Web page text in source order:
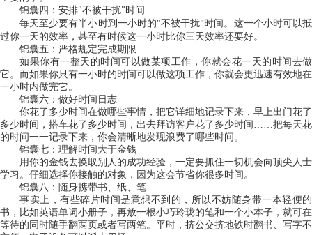
锦囊四：安排"不被干扰"时间
每天至少要有半小时到一小时的"不被干扰"时间。这一个小时可以抵
过你一天的效率，甚至有时候这一小时比你三天效率还要好。
锦囊五：严格规定完成期限
如果你有一整天的时间可以做某项工作，你就会花一天的时间去做
它。而如果你只有一小时的时间可以做这项工作，你就会更迅速有效地在
一小时内做完它。
锦囊六：做好时间日志
你花了多少时间在做哪些事情，把它详细地记录下来，早上出门花了
多少时间，搭车花了多少时间，出去拜访客户花了多少时间 ……把每天花
的时间一一记录下来，你会清晰地发现浪费了哪些时间。
锦囊七：理解时间大于金钱
用你的金钱去换取别人的成功经验，一定要抓住一切机会向顶尖人士
学习。仔细选择你接触的对象，因为这会节省你很多时间。
锦囊八：随身携带书、纸、笔
事实上，有些碎片时间是意想不到的，所以不妨随身带一本轻便的
书，比如英语单词小册子，再放一根小巧玲珑的笔和一个小本子，就可在
等待的同时随手翻两页或者写两笔。平时，挤公交挤地铁时翻书、写字不